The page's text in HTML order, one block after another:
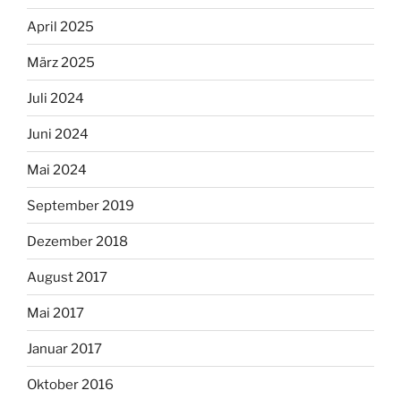
April 2025
März 2025
Juli 2024
Juni 2024
Mai 2024
September 2019
Dezember 2018
August 2017
Mai 2017
Januar 2017
Oktober 2016